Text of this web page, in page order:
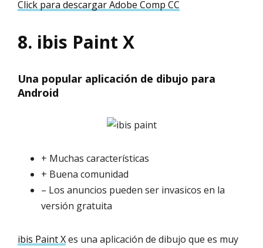
Click para descargar Adobe Comp CC
8. ibis Paint X
Una popular aplicación de dibujo para
Android
+ Muchas características
+ Buena comunidad
– Los anuncios pueden ser invasicos en la
versión gratuita
ibis Paint Xes una aplicación de dibujo que es muy